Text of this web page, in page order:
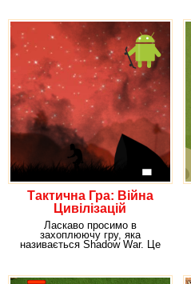
Тактична Гра: Війна
Цивілізацій
Ласкаво просимо в
захоплюючу гру, яка
називається Shadow War. Це